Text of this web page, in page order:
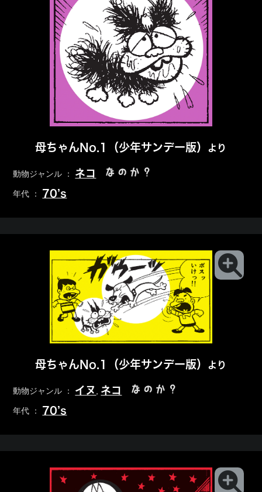
母ちゃんNo.1（少年サンデー版） より
動物ジャンル ： ネコ なのか？
年代 ： 70’s
母ちゃんNo.1（少年サンデー版） より
動物ジャンル ： イヌ ネコ なのか？
年代 ： 70’s